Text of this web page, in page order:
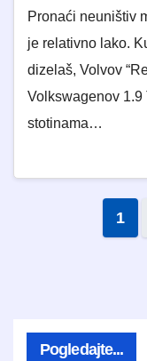
Pronaći neuništiv
je relativno lako.
dizelaš, Volvov
Volkswagenov 1.9
stotinama…
1
Pogledajte...